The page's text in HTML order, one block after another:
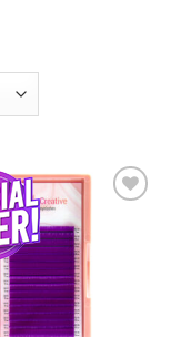
αγαπημένα